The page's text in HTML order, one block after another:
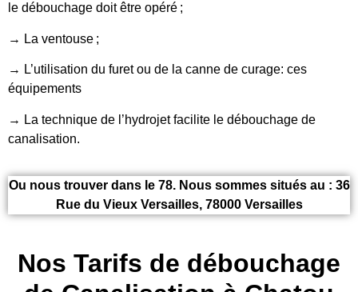
le débouchage doit être opéré ;
→ La ventouse ;
→ L’utilisation du furet ou de la canne de curage: ces
équipements
→ La technique de l’hydrojet facilite le débouchage de
canalisation.
Ou nous trouver dans le 78. Nous sommes situés au : 36
Rue du Vieux Versailles, 78000 Versailles
Nos Tarifs de débouchage